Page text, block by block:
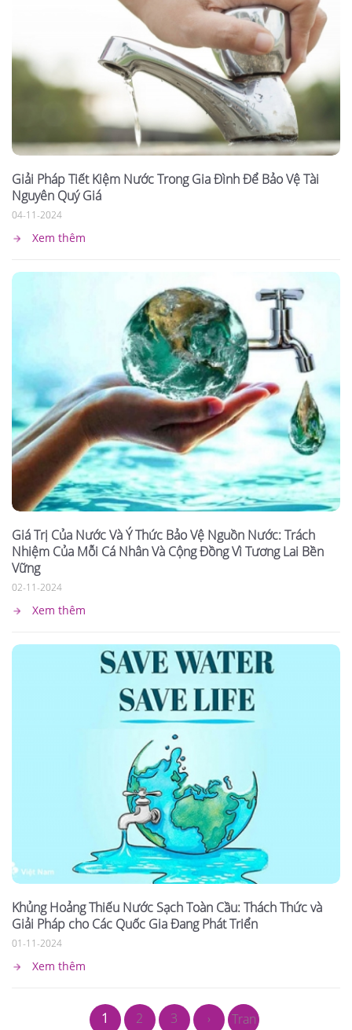
Giải Pháp Tiết Kiệm Nước Trong Gia Đình Để Bảo Vệ Tài
Nguyên Quý Giá
04-11-2024
Xem thêm
Giá Trị Của Nước Và Ý Thức Bảo Vệ Nguồn Nước: Trách
Nhiệm Của Mỗi Cá Nhân Và Cộng Đồng Vì Tương Lai Bền
Vững
02-11-2024
Xem thêm
Khủng Hoảng Thiếu Nước Sạch Toàn Cầu: Thách Thức và
Giải Pháp cho Các Quốc Gia Đang Phát Triển
01-11-2024
Xem thêm
1 2 3 ›
Tran